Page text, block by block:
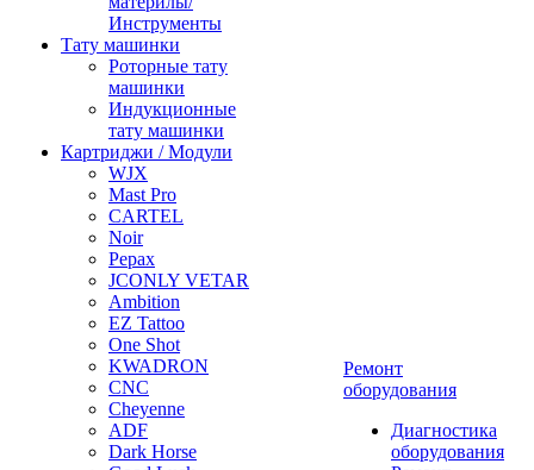
Инструменты
Тату машинки
Роторные тату
машинки
Индукционные
тату машинки
Картриджи / Модули
WJX
Mast Pro
CARTEL
Noir
Pepax
JCONLY VETAR
Ambition
EZ Tattoo
One Shot
KWADRON
CNC
Cheyenne
ADF
Dark Horse
Ремонт
оборудования
Диагностика
оборудования